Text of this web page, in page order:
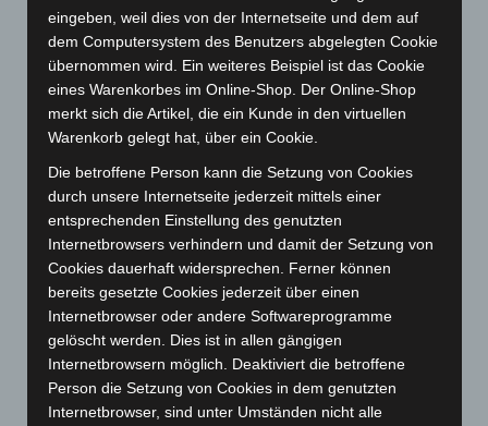
April 2025(88)
März 2025(111)
Februar 2025(96)
Januar 2025 (88)
Dezember 2024(89)
November 2024 (94)
Oktober 2024(93)
September 2024(112)
August 2024(107)
Juli 2024(89)
Juni 2024(107)
Mai 2024(149)
April 2024(102)
eingeben, weil dies von der Internetseite und dem auf
dem Computersystem des Benutzers abgelegten Cookie
übernommen wird. Ein weiteres Beispiel ist das Cookie
eines Warenkorbes im Online-Shop. Der Online-Shop
merkt sich die Artikel, die ein Kunde in den virtuellen
Warenkorb gelegt hat, über ein Cookie.
Die betroffene Person kann die Setzung von Cookies
durch unsere Internetseite jederzeit mittels einer
entsprechenden Einstellung des genutzten
Internetbrowsers verhindern und damit der Setzung von
Cookies dauerhaft widersprechen. Ferner können
bereits gesetzte Cookies jederzeit über einen
Internetbrowser oder andere Softwareprogramme
gelöscht werden. Dies ist in allen gängigen
Internetbrowsern möglich. Deaktiviert die betroffene
Person die Setzung von Cookies in dem genutzten
Internetbrowser, sind unter Umständen nicht alle